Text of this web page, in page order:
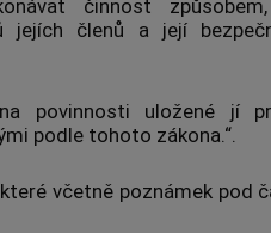
činnost
jejích členů a její
povinnosti uložené jí
podle tohoto zákona.“.
včetně poznámek pod